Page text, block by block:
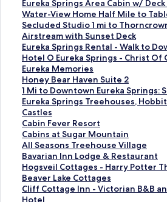
k
H
o
t
e
l
a
n
d
S
p
a
の
ペ
ー
ジ
を
開
く
c
e
n
t
H
o
t
e
l
a
n
d
S
p
a
の
ペ
ー
ジ
b
y
W
y
n
d
h
a
m
E
u
r
e
k
a
S
p
r
i
a
b
o
d
y
H
o
u
s
e
の
ペ
ー
ジ
を
開
く
リ
ン
n
O
n
T
h
e
H
o
r
i
z
o
n
~
1
M
i
t
o
v
e
r
L
a
k
e
R
e
t
r
e
a
t
w
/
D
e
c
r
e
k
a
S
p
r
i
n
g
s
G
e
m
:
2
D
e
c
t
u
d
i
o
w
/
M
t
n
V
i
e
w
s
,
1
M
i
Eureka Springs Area Cabin w/ Deck
E
u
r
e
k
a
S
p
r
i
n
g
s
A
r
e
a
C
a
Water-View Home Half Mile to
W
a
t
e
r
-
V
i
e
w
H
o
m
e
H
a
l
f
Secluded Studio 1 mi to
S
e
c
l
u
d
e
d
S
t
u
d
i
o
1
m
i
Airstream with Sunset Deck
A
i
r
s
t
r
e
a
m
w
i
t
h
S
u
n
Eureka Springs Rental - Walk to
E
u
r
e
k
a
S
p
r
i
n
g
s
R
e
Hotel O Eureka Springs - Christ Of
H
o
t
e
l
O
E
u
r
e
k
a
S
p
Eureka Memories
E
u
r
e
k
a
M
e
m
o
r
i
e
Honey Bear Haven Suite 2
H
o
n
e
y
B
e
a
r
H
a
v
1 Mi to Downtown Eureka Springs:
1
M
i
t
o
D
o
w
n
t
o
Eureka Springs Treehouses,
Castles
E
u
r
e
k
a
S
p
r
i
Cabin Fever Resort
C
a
b
i
n
F
e
v
Cabins at Sugar Mountain
C
a
b
i
n
s
a
All Seasons Treehouse Village
A
l
l
S
e
a
Bavarian Inn Lodge & Restaurant
B
a
v
a
r
Hogsveil Cottages - Harry Potter
H
o
g
s
Beaver Lake Cottages
B
e
a
Cliff Cottage Inn - Victorian B&B
Hotel
C
l